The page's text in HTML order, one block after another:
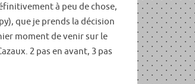
à peu de chose,
que je prends la décision
moment de venir sur le
2 pas en avant, 3 pas